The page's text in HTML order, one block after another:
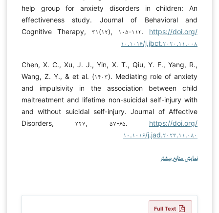
help group for anxiety disorders in children: An
effectiveness study. Journal of Behavioral and
Cognitive Therapy, ۳۱(۱۲), ۱۰۵-۱۱۳. https://doi.org/
۱۰.۱۰۱۶/j.jbct.۲۰۲۰.۱۱.۰۰۸
Chen, X. C., Xu, J. J., Yin, X. T., Qiu, Y. F., Yang, R.,
Wang, Z. Y., & et al. (۱۴۰۳). Mediating role of anxiety
and impulsivity in the association between child
maltreatment and lifetime non-suicidal self-injury with
and without suicidal self-injury. Journal of Affective
Disorders, ۳۴۷, ۵۷-۶۵. https://doi.org/
۱۰.۱۰۱۶/j.jad.۲۰۲۳.۱۱.۰۸۰
نمایش منابع بیشتر
Full Text